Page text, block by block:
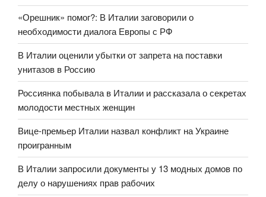
«Орешник» помог?: В Италии заговорили о
необходимости диалога Европы с РФ
В Италии оценили убытки от запрета на поставки
унитазов в Россию
Россиянка побывала в Италии и рассказала о секретах
молодости местных женщин
Вице-премьер Италии назвал конфликт на Украине
проигранным
В Италии запросили документы у 13 модных домов по
делу о нарушениях прав рабочих